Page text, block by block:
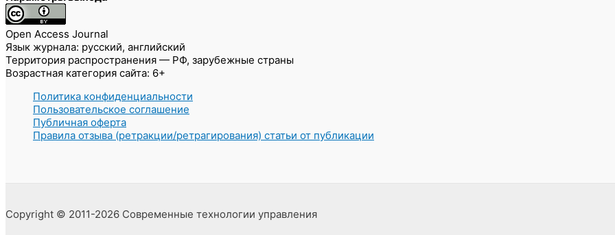
Open Access Journal
Язык журнала: русский, английский
Территория распространения — РФ, зарубежные страны
Возрастная категория сайта: 6+
Политика конфиденциальности
Пользовательское соглашение
Публичная оферта
Правила отзыва (ретракции/ретрагирования) статьи от публикации
Copyright © 2011-2026 Современные технологии управления